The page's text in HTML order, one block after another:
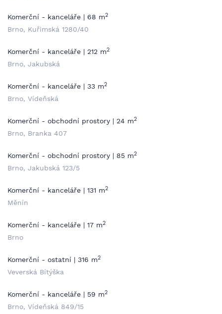
Komerční - kanceláře | 68 m2
Brno, Kuřimská 1280/40
Komerční - kanceláře | 212 m2
Brno, Jakubská
Komerční - kanceláře | 33 m2
Brno, Vídeňská
Komerční - obchodní prostory | 24 m2
Brno, Branka 407
Komerční - obchodní prostory | 85 m2
Brno, Jakubská 123/5
Komerční - kanceláře | 131 m2
Měnín
Komerční - kanceláře | 17 m2
Brno
Komerční - ostatní | 316 m2
Veverská Bítýška
Komerční - kanceláře | 59 m2
Brno, Vídeňská 849/15